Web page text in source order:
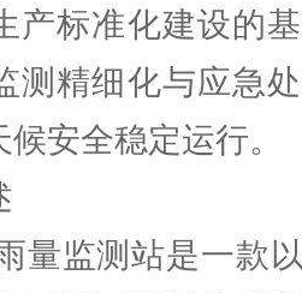
产标准化建设的
测精细化与应急
安全稳定运行。
监测站是一款以